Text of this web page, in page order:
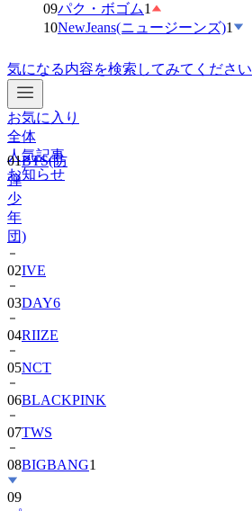
09パク・ボゴム1
10NewJeans(ニュージーンズ)1
気になる内容を検索してみてください
お気に入り
全体
人気記事
お知らせ
01BTS(防
弾
少
年
団)
02 IVE
03DAY6
04RIIZE
05NCT
06BLACKPINK
07TWS
08BIGBANG
09
パ
ク・